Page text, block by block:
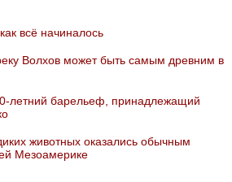
всё начиналось
Волхов может быть самым древним в
летний барельеф, принадлежащий
животных оказались обычным
Мезоамерике